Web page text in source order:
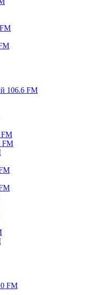
106.6 FM
FM
FM